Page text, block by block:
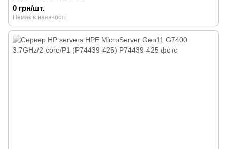
0 грн/шт.
Немає в наявності